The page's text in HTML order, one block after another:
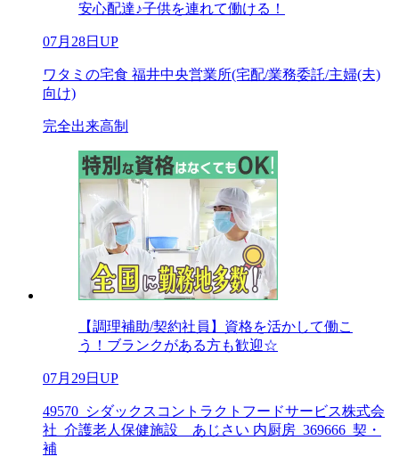
安心配達♪子供を連れて働ける！
07月28日UP
ワタミの宅食 福井中央営業所(宅配/業務委託/主婦(夫)
向け)
完全出来高制
【調理補助/契約社員】資格を活かして働こ
う！ブランクがある方も歓迎☆
07月29日UP
49570_シダックスコントラクトフードサービス株式会
社_介護老人保健施設 あじさい 内厨房_369666_契・
補